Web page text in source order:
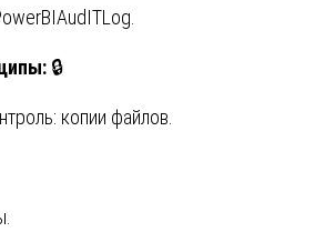
: 🔒
копии файлов.